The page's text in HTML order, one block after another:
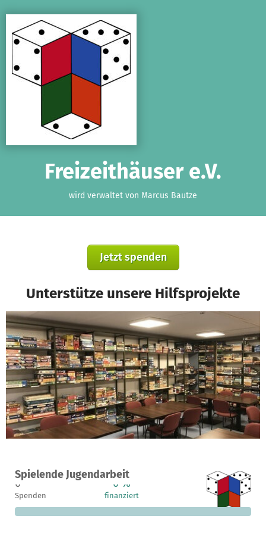
Freizeithäuser e.V.
wird verwaltet von Marcus Bautze
Jetzt spenden
Unterstütze unsere Hilfsprojekte
Spielende Jugendarbeit
Ein Projekt in Leipzig, Deutschland
0
Spenden
0 %
finanziert
5.000 €
fehlen noch